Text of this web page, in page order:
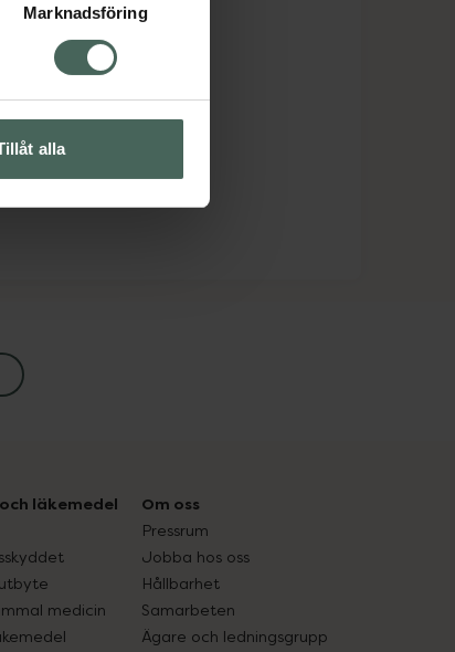
Marknadsföring
alla
läkemedel
medicin
Om oss
Pressrum
Jobba hos oss
Hållbarhet
Samarbeten
Ägare och ledningsgrupp